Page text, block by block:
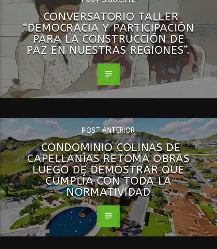
CONVERSATORIO TALLER
“DEMOCRACIA Y PARTICIPACIÓN
PARA LA CONSTRUCCIÓN DE
PAZ EN NUESTRAS REGIONES”.
POST ANTERIOR
CONDOMINIO COLINAS DE
CAPELLANÍAS RETOMA OBRAS
LUEGO DE DEMOSTRAR QUE
CUMPLÍA CON TODA LA
NORMATIVIDAD